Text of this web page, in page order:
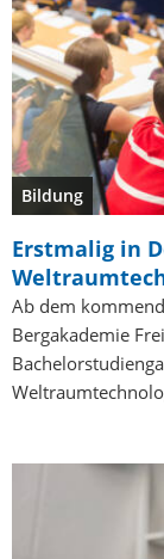
Bildung
Erstmalig in
Ab dem
Bergakademie